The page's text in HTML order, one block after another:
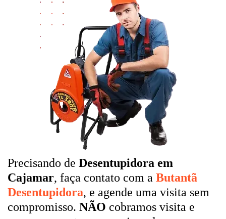
Precisando de Desentupidora em
Cajamar, faça contato com a Butantã
Desentupidora, e agende uma visita sem
compromisso. NÃO cobramos visita e